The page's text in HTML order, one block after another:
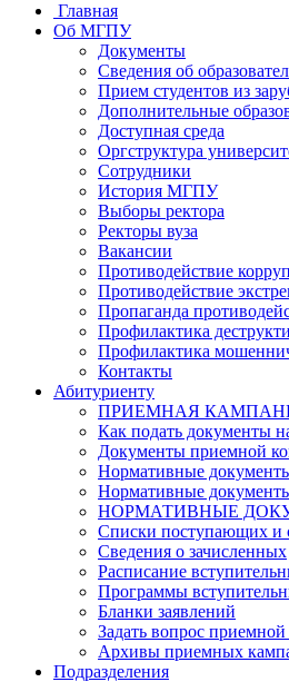
Главная
Об МГПУ
Документы
Сведения об
Прием студентов из
Дополнительные
Доступная среда
Оргструктура
Сотрудники
История МГПУ
Выборы ректора
Ректоры вуза
Вакансии
Противодействие
Противодействие
Пропаганда
Профилактика
Профилактика
Контакты
Абитуриенту
ПРИЕМНАЯ
Как подать документы
Документы приемной
Нормативные
Нормативные
НОРМАТИВНЫЕ
Списки поступающих и
Сведения о зачисленных
Расписание
Программы
Бланки заявлений
Задать вопрос
Архивы приемных
Подразделения